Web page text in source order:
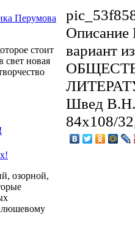
стоит
свет новая
озорной,
Описание
вариант
Швед В.Н.,
84x108/